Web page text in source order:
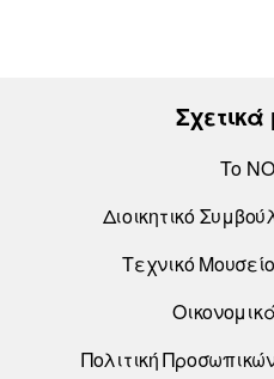
Το
Διοικητικό
Τεχνικό
Πολιτική